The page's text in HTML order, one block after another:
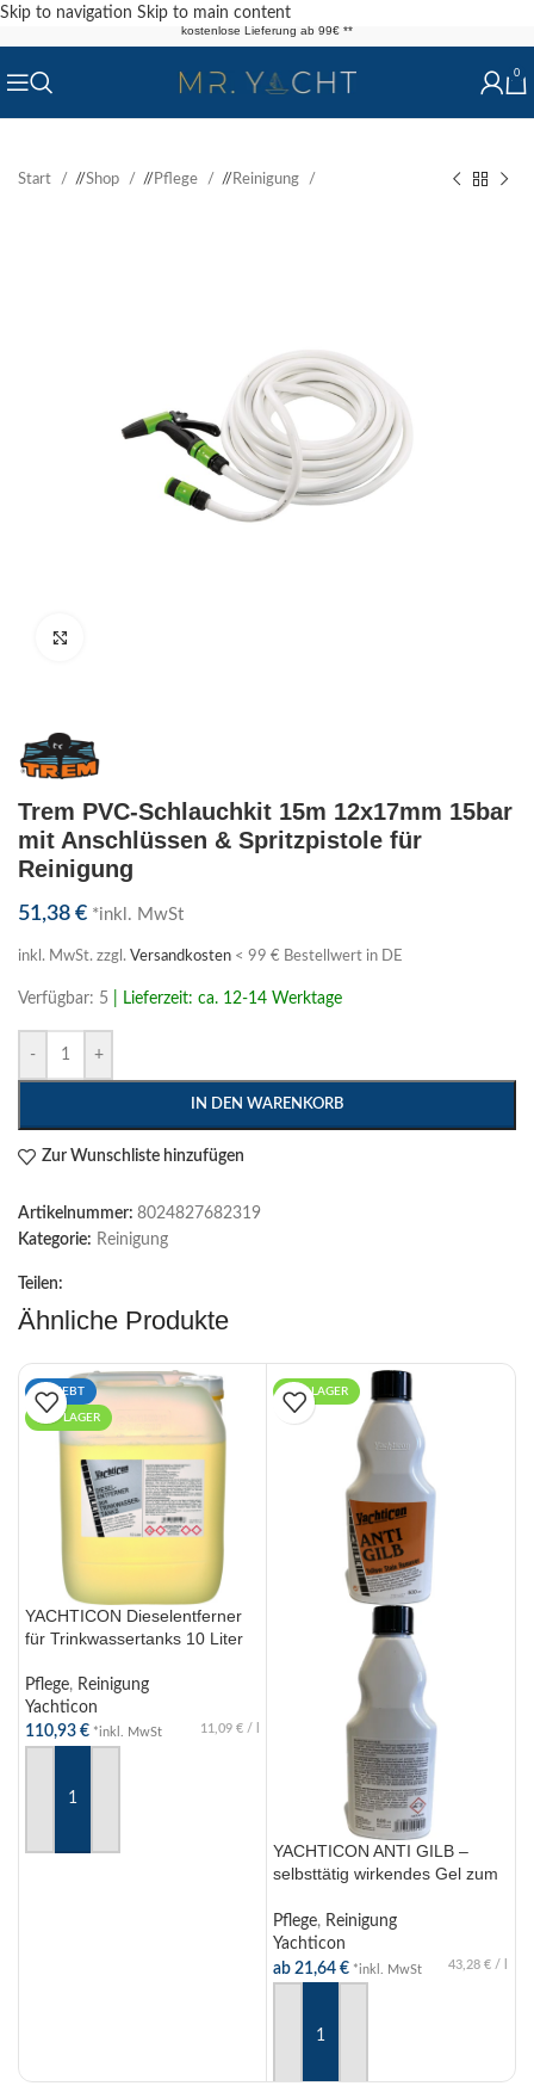
Skip to navigation Skip to main content
kostenlose Lieferung ab 99€ **
0
Start / Shop / Pflege / Reinigung
Trem PVC-Schlauchkit 15m 12x17mm 15bar
mit Anschlüssen & Spritzpistole für
Reinigung
51,38 € *inkl. MwSt
inkl. MwSt. zzgl. Versandkosten < 99 € Bestellwert in DE
Verfügbar: 5 | Lieferzeit: ca. 12-14 Werktage
- +
IN DEN WARENKORB
Zur Wunschliste hinzufügen
Artikelnummer: 8024827682319
Kategorie: Reinigung
Teilen:
Ähnliche Produkte
BELIEBT
AUF LAGER
YACHTICON Dieselentferner
für Trinkwassertanks 10 Liter
Pflege, Reinigung
Yachticon
110,93 € *inkl. MwSt 11,09 € /
AUF LAGER
YACHTICON ANTI GILB –
selbsttätig wirkendes Gel zum
Algenbefall – 500ml / 1l / 5l
Pflege, Reinigung
Yachticon
ab 21,64 € *inkl. MwSt 43,28 € /